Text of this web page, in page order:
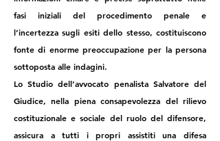
fasi iniziali del procedimento penale e
l’incertezza sugli esiti dello stesso, costituiscono
fonte di enorme preoccupazione per la persona
sottoposta alle indagini.
Lo Studio dell’avvocato penalista Salvatore del
Giudice, nella piena consapevolezza del rilievo
costituzionale e sociale del ruolo del difensore,
assicura a tutti i propri assistiti una difesa